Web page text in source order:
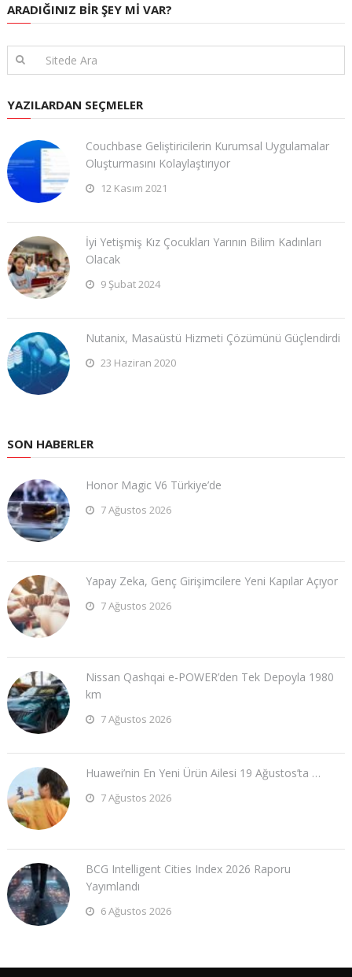
ARADIĞINIZ BIR ŞEY MI VAR?
YAZILARDAN SEÇMELER
Couchbase Geliştiricilerin Kurumsal Uygulamalar
Oluşturmasını Kolaylaştırıyor
12 Kasım 2021
İyi Yetişmiş Kız Çocukları Yarının Bilim Kadınları
Olacak
9 Şubat 2024
​Nutanix, Masaüstü Hizmeti Çözümünü Güçlendirdi
23 Haziran 2020
SON HABERLER
Honor Magic V6 Türkiye’de
7 Ağustos 2026
Yapay Zeka, Genç Girişimcilere Yeni Kapılar Açıyor
7 Ağustos 2026
Nissan Qashqai e-POWER’den Tek Depoyla 1980
km
7 Ağustos 2026
Huawei’nin En Yeni Ürün Ailesi 19 Ağustos’ta …
7 Ağustos 2026
BCG Intelligent Cities Index 2026 Raporu
Yayımlandı
6 Ağustos 2026